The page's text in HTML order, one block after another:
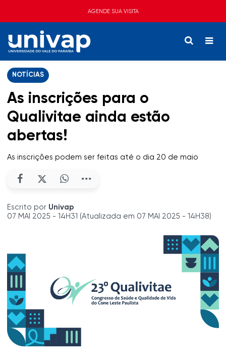
AGENDE SUA VISITA
NOTÍCIAS
As inscrições para o
Qualivitae ainda estão
abertas!
As inscrições podem ser feitas até o dia 20 de maio
Escrito por Univap
07 MAI 2025 - 14H31 (Atualizada em 07 MAI 2025 - 14H38)